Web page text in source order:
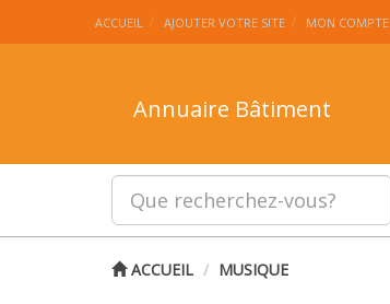
ACCUEIL AJOUTER VOTRE SITE MON COMPTE
Annuaire Bâtiment
ACCUEIL MUSIQUE